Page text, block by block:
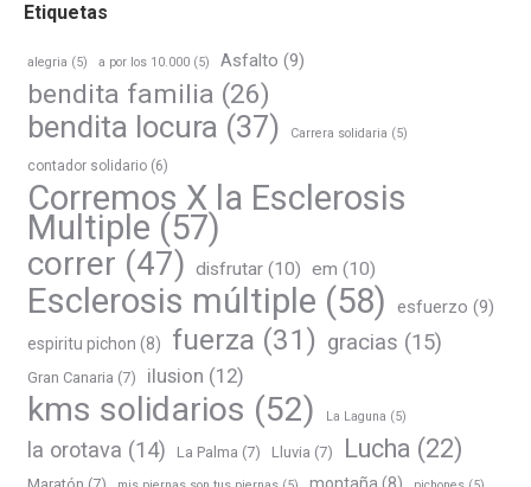
Etiquetas
alegria (5) a por los 10.000 (5) Asfalto (9)
bendita familia (26)
bendita locura (37) Carrera solidaria (5)
contador solidario (6)
Corremos X la Esclerosis
Multiple (57)
correr (47) disfrutar (10) em (10)
Esclerosis múltiple (58) esfuerzo (9)
espiritu pichon (8) fuerza (31) gracias (15)
Gran Canaria (7) ilusion (12)
kms solidarios (52) La Laguna (5)
la orotava (14) La Palma (7) Lluvia (7) Lucha (22)